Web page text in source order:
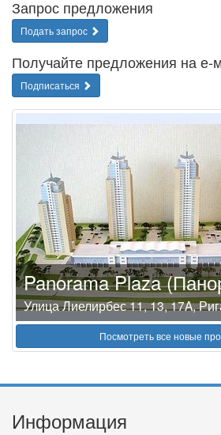
Запрос предложения
Подать запрос
Получайте предложения на е-
Подписаться
Panorama Plaza
Улица Лиелирбес 11, 13, 17A,
Посмотреть все новые
Информация